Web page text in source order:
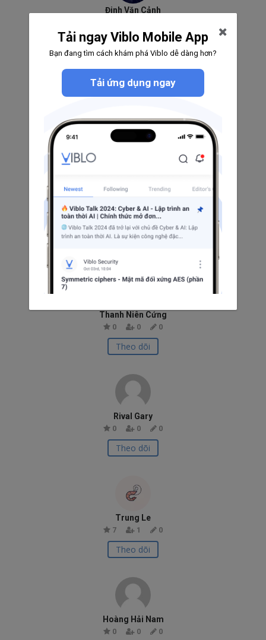
Đinh Văn Cảnh
Theo dõi
11 1 0
Theo dõi
Nghiem Viet
26 1 1
Thanh Niên Cứng
0 0 0
Theo dõi
Rival Gary
0 0 0
Theo dõi
Trung Le
7 1 0
Theo dõi
Hoàng Hải Nam
0 0 0
Tải ngay Viblo Mobile App
Bạn đang tìm cách khám phá Viblo dễ dàng hơn?
Tải ứng dụng ngay